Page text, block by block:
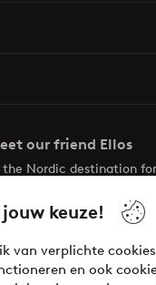
keuze!
van verplichte
en ook
our friend Ellos
Nordic destination
Your next inspiring look